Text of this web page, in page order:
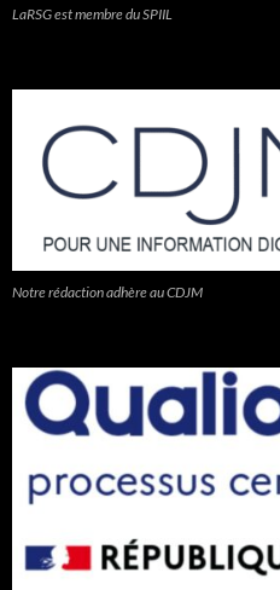
LaRSG est membre du SPIIL
Notre rédaction adhère au CDJM